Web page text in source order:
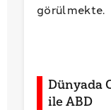
görülmekte.
Dünyada
ile ABD